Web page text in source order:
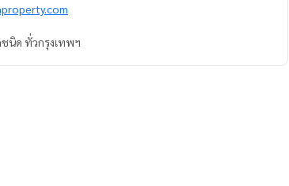
นิด ทั่วกรุงเทพฯ